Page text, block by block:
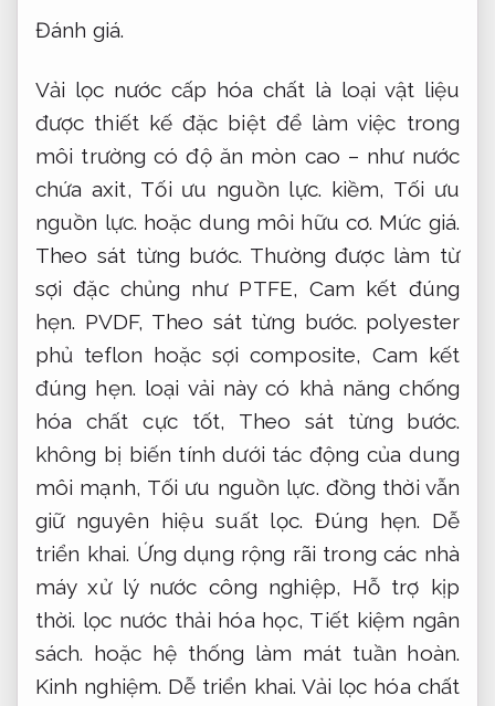
Đánh giá.
Vải lọc nước cấp hóa chất là loại vật liệu
được thiết kế đặc biệt để làm việc trong
môi trường có độ ăn mòn cao – như nước
chứa axit, Tối ưu nguồn lực. kiềm, Tối ưu
nguồn lực. hoặc dung môi hữu cơ. Mức giá.
Theo sát từng bước. Thường được làm từ
sợi đặc chủng như PTFE, Cam kết đúng
hẹn. PVDF, Theo sát từng bước. polyester
phủ teflon hoặc sợi composite, Cam kết
đúng hẹn. loại vải này có khả năng chống
hóa chất cực tốt, Theo sát từng bước.
không bị biến tính dưới tác động của dung
môi mạnh, Tối ưu nguồn lực. đồng thời vẫn
giữ nguyên hiệu suất lọc. Đúng hẹn. Dễ
triển khai. Ứng dụng rộng rãi trong các nhà
máy xử lý nước công nghiệp, Hỗ trợ kịp
thời. lọc nước thải hóa học, Tiết kiệm ngân
sách. hoặc hệ thống làm mát tuần hoàn.
Kinh nghiệm. Dễ triển khai. Vải lọc hóa chất